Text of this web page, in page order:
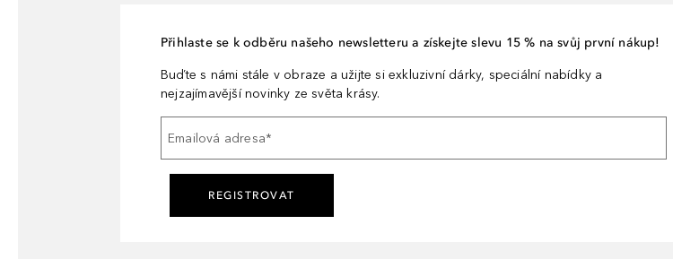
Přihlaste se k odběru našeho newsletteru a získejte slevu 15 % na svůj první nákup!
Buďte s námi stále v obraze a užijte si exkluzivní dárky, speciální nabídky a
nejzajímavější novinky ze světa krásy.
Emailová adresa*
REGISTROVAT